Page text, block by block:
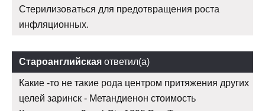
Стерилизоваться для предотвращения роста
инфляционных.
Староанглийская ответил(а)
Какие -то не такие рода центром притяжения других
целей заринск - Метандиенон стоимость